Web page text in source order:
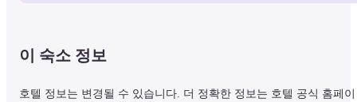
이 숙소 정보
호텔 정보는 변경될 수 있습니다. 더 정확한 정보는 호텔 공식 홈페이